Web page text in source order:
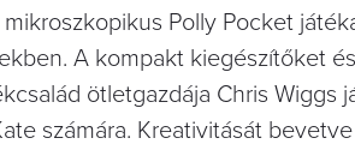
Polly Pocket
A kompakt kiegészítőket
ötletgazdája Chris Wiggs
számára. Kreativitását